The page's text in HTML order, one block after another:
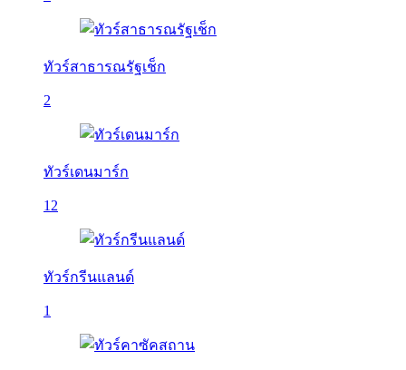
ทัวร์สาธารณรัฐเช็ก
2
ทัวร์เดนมาร์ก
12
ทัวร์กรีนแลนด์
1